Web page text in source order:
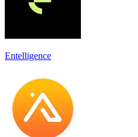
Entelligence